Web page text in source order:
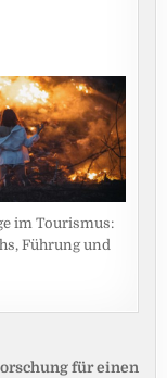
im Tourismus:
Führung und
für einen